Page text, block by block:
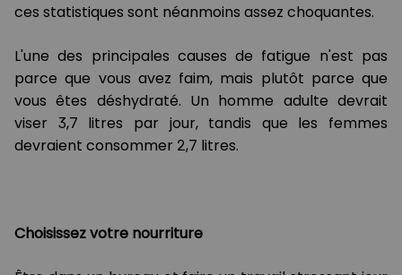
ces statistiques sont néanmoins assez choquantes.
L'une des principales causes de fatigue n'est pas
parce que vous avez faim, mais plutôt parce que
vous êtes déshydraté. Un homme adulte devrait
viser 3,7 litres par jour, tandis que les femmes
devraient consommer 2,7 litres.
Choisissez votre nourriture